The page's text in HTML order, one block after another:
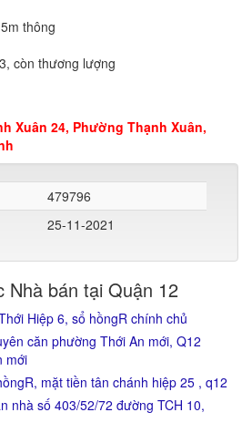
thông
còn thương lượng
Xuân 24, Phường Thạnh Xuân,
479796
25-11-2021
Nhà bán tại Quận 12
Hiệp 6, sổ hồngR chính chủ
căn phường Thới An mới, Q12
mới
mặt tiền tân chánh hiệp 25 , q12
nhà số 403/52/72 đường TCH 10,